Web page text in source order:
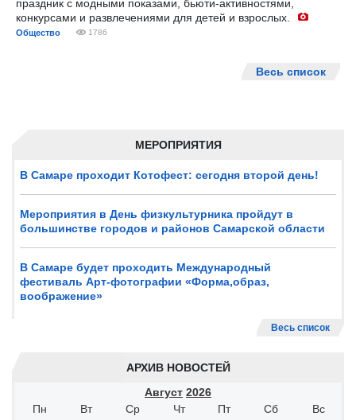
МЕРОПРИЯТИЯ
В Самаре проходит Котофест: сегодня второй день!
Мероприятия в День физкультурника пройдут в
большинстве городов и районов Самарской области
В Самаре будет проходить Международный
фестиваль Арт-фотографии «Форма,образ,
воображение»
Весь список
АРХИВ НОВОСТЕЙ
Август 2026
Пн
Вт Ср Чт Пт Сб
Вс
праздник с модными показами, бьюти-активностями,
конкурсами и развлечениями для детей и взрослых.
Общество 1786
Весь список